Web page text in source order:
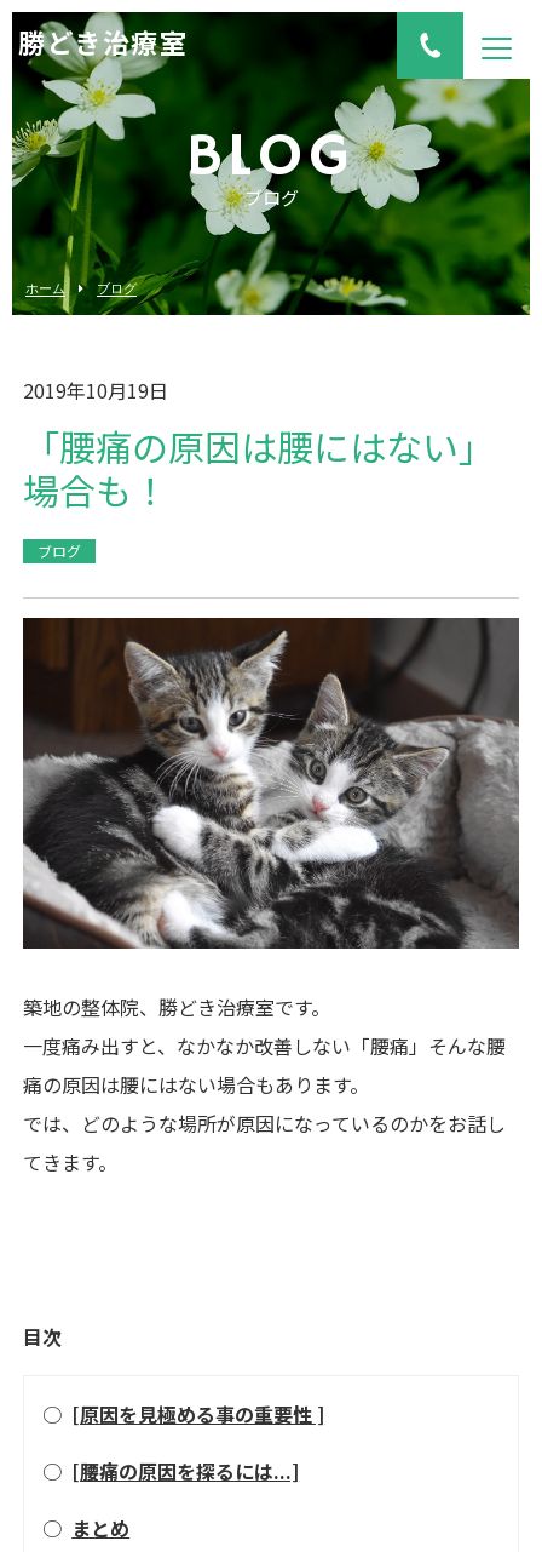
勝どき治療室
BLOG
ブログ
ホーム ブログ
2019年10月19日
「腰痛の原因は腰にはない」
場合も！
ブログ
築地の整体院、勝どき治療室です。
一度痛み出すと、なかなか改善しない「腰痛」そんな腰
痛の原因は腰にはない場合もあります。
では、どのような場所が原因になっているのかをお話し
てきます。
目次
○ [原因を見極める事の重要性 ]
○ [腰痛の原因を探るには...]
○ まとめ